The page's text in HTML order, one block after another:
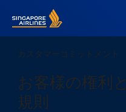
カスタマーコミットメント
お客様の権利と
規則